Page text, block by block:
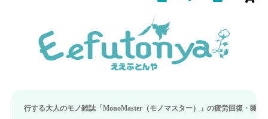
人のモノ雑誌「MonoMaster（モノマスター）」の疲労回復・睡眠の向上特集に